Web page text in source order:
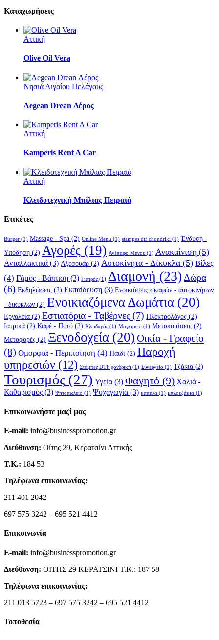
Καταχωρήσεις
Αττική
Olive Oil Vera
Νησιά Αιγαίου Πελάγους
Aegean Drean Λέρος
Αττική
Kamperis Rent A Car
Αττική
Κλειδοτεχνική Μπίλιας Πειραιά
Ετικέτες
Burger (1) Massage - Spa (2) Online Menu (1) stampes dtf chondriki (1) Ένδυση -
Υπόδηση (2) Αγορές (19) Ανέπαφο Μενού (1) Ανακαίνιση (5)
Ανταλλακτικά (3) Αξεσουάρ (2) Αυτοκίνητα - Δίκυκλα (5) Βίλες
(4) Γάμος - Βάπτιση (3) Γιατρός (1) Διαμονή (23) Δώρα
(6) Εκδηλώσεις (2) Εκπαίδευση (3) Ενοικιάσεις σκαφών - αυτοκινήτων
- δικύκλων (2) Ενοικιαζόμενα Δωμάτια (20)
Εργαλεία (2) Εστιατόρια - Ταβέρνες (7) Ηλεκτρολόγος (2)
Ιατρικά (2) Καφέ - Ποτό (2) Κλειδαράς (1) Μαγειρείο (1) Μετακομίσεις (2)
Μεταφορές (2) Ξενοδοχεία (20) Οικία - Γραφείο
(8) Ομορφιά - Περιποίηση (4) Παιδί (2) Παροχή
υπηρεσιών (12) Στάμπες DTF χονδρική (1) Συνεργείο (1) Τζάκια (2)
Τουρισμός (27) Υγεία (3) Φαγητό (9) Χαλιά -
Καθαρισμός (3) Ψητοπωλείο (1) Ψυχαγωγία (3) καπέλα (1) μπλουζάκια (1)
Επικοινωνήστε μαζί μας
E-mail: info@businesspromotion.gr
Διεύθυνση: Οίτης 29, Κερατσίνι Αττικής
Τ.Κ.: 184 53
Τηλέφωνα επικοινωνίας:
211 401 2042
697 575 3242 – 695 521 4412
Επικοινωνία
E-mail: info@businesspromotion.gr
Διεύθυνση: ΟΙΤΗΣ 29 ΚΕΡΑΤΣΙΝΙ Τ.Κ.: 187 58
Τηλέφωνα επικοινωνίας:
211 013 5723 – 697 575 3242 – 695 521 4412
Τοποθεσία